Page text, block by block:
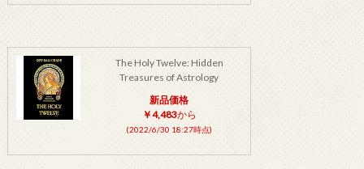
The Holy Twelve: Hidden
Treasures of Astrology
新品価格
￥4,483から
(2022/6/30 18:27時点)